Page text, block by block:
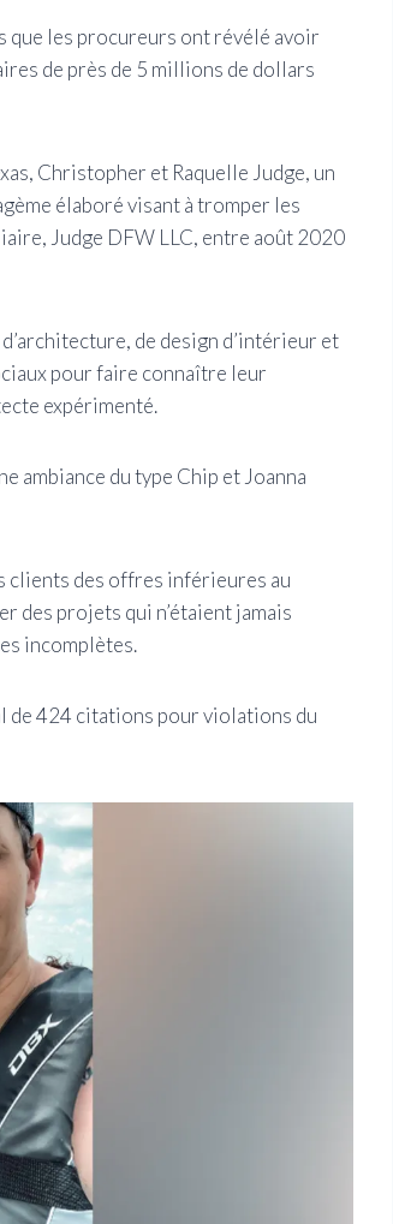
que les procureurs ont révélé avoir
de près de 5 millions de dollars
Christopher et Raquelle Judge, un
élaboré visant à tromper les
Judge DFW LLC, entre août 2020
de design d’intérieur et
pour faire connaître leur
expérimenté.
ambiance du type Chip et Joanna
clients des offres inférieures au
des projets qui n’étaient jamais
incomplètes.
de 424 citations pour violations du